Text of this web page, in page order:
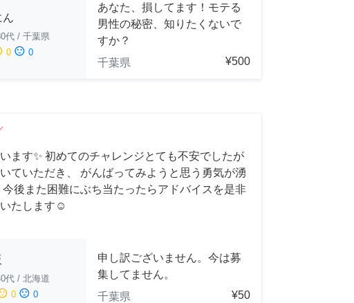
ん
代 / 千葉県
0 sentiment_dissatisfied 0
あなた、損してます！モテる
男性の秘密、知りたくないで
すか？
千葉県
¥500
ます✨ 初めてのチャレンジとても不安でしたが
ていただき、 がんばってみようと思う勇気が湧
後また困難にぶち当たったらアドバイスを是非
たします☺️
代 / 北海道
0 sentiment_dissatisfied 0
申し訳ございません。今は募
集してません。
千葉県
¥50